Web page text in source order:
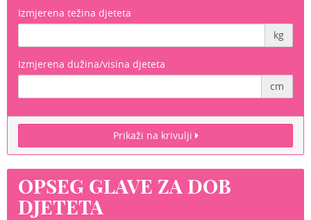
Izmjerena težina djeteta
kg
Izmjerena dužina/visina djeteta
cm
Prikaži na krivulji
OPSEG GLAVE ZA DOB
DJETETA